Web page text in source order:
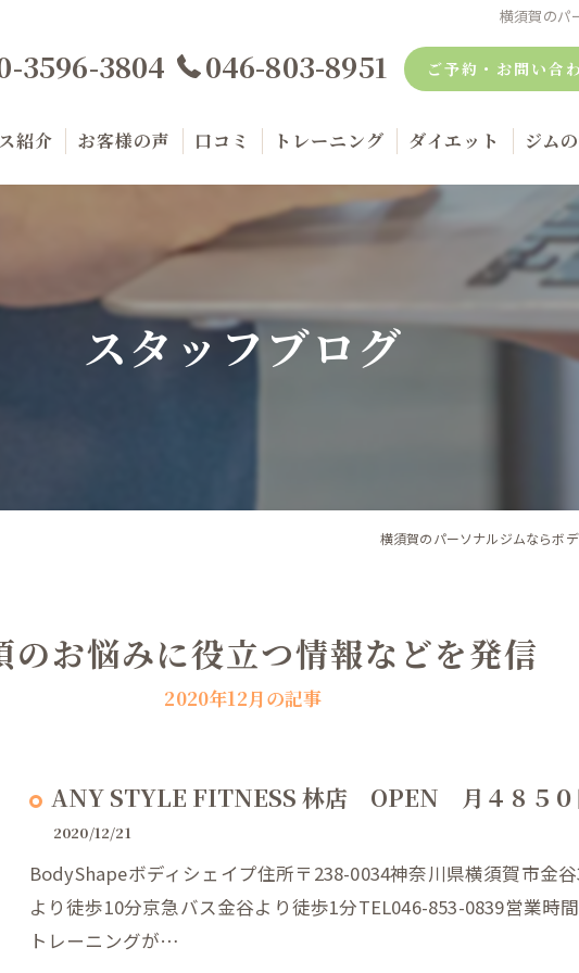
横須賀のパ
3596-3804 046-803-8951 ご予約・お問い合
紹介 お客様の声 口コミ トレーニング ダイエット ジム
ボデ
筋トレ
キッ
スタッフブログ
横須賀のパーソナルジムならボ
のお悩みに役立つ情報などを発信
2020年12月の記事
ANY STYLE FITNESS 林店 OPEN 月４８５０
2020/12/21
BodyShapeボディシェイプ住所〒238-0034神奈川県横須賀市金
より徒歩10分京急バス金谷より徒歩1分TEL046-853-0839営業時
トレーニングが…